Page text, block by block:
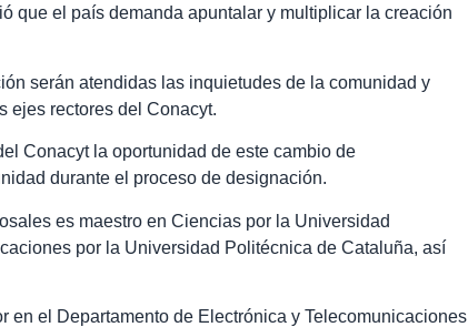
que el país demanda apuntalar y multiplicar la creación
serán atendidas las inquietudes de la comunidad y
ejes rectores del Conacyt.
Conacyt la oportunidad de este cambio de
durante el proceso de designación.
es maestro en Ciencias por la Universidad
por la Universidad Politécnica de Cataluña, así
en el Departamento de Electrónica y Telecomunicaciones